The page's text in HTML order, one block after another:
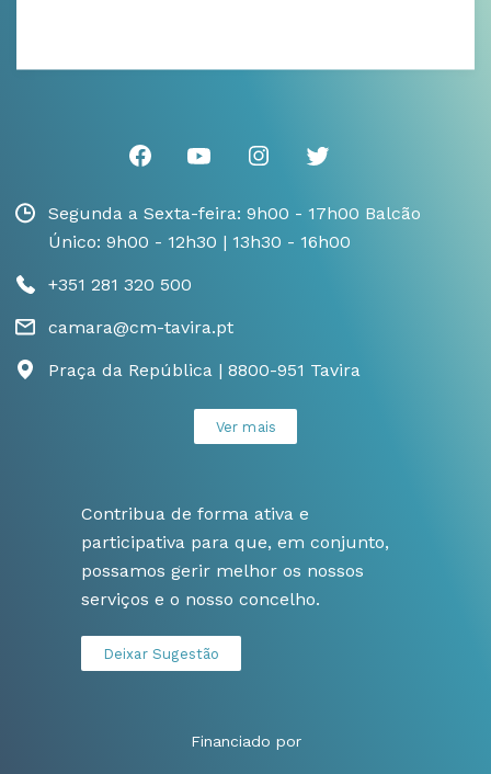
Segunda a Sexta-feira: 9h00 - 17h00 Balcão
Único: 9h00 - 12h30 | 13h30 - 16h00
+351 281 320 500
camara@cm-tavira.pt
Praça da República | 8800-951 Tavira
Ver mais
Contribua de forma ativa e
participativa para que, em conjunto,
possamos gerir melhor os nossos
serviços e o nosso concelho.
Deixar Sugestão
Financiado por